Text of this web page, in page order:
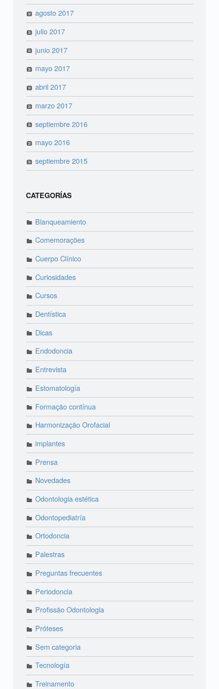
agosto 2017
julio 2017
junio 2017
mayo 2017
abril 2017
marzo 2017
septiembre 2016
mayo 2016
septiembre 2015
CATEGORÍAS
Blanqueamiento
Comemorações
Cuerpo Clínico
Curiosidades
Cursos
Dentística
Dicas
Endodoncia
Entrevista
Estomatología
Formação contínua
Harmonização Orofacial
implantes
Prensa
Novedades
Odontologia estética
Odontopediatría
Ortodoncia
Palestras
Preguntas frecuentes
Periodoncia
Profissão Odontologia
Próteses
Sem categoria
Tecnología
Treinamento